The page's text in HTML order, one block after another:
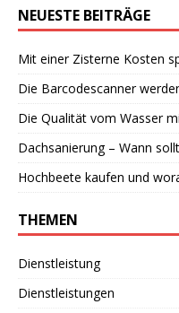
NEUESTE BEITRÄGE
Mit einer Zisterne Kosten
Die Barcodescanner
Die Qualität vom Wasser
Dachsanierung – Wann
Hochbeete kaufen und
THEMEN
Dienstleistung
Dienstleistungen